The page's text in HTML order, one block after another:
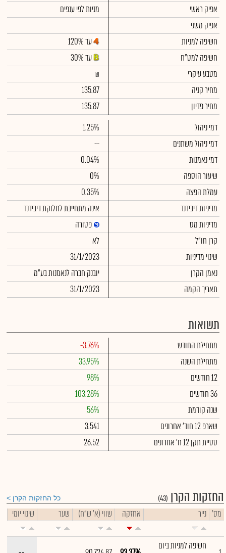
אפיק ראשי
מניות לפי ענפים
אפיק משני
חשיפה למניות
עד 120%
חשיפה למט"ח
עד 30%
מטבע עיקרי
₪
מחיר קניה
135.87
מחיר פדיון
135.87
דמי ניהול
1.25%
דמי ניהול משתנים
--
דמי נאמנות
0.04%
שיעור הוספה
0%
עמלת הפצה
0.35%
מדיניות דיבידנד
אינה מתחייבת לחלוקת דיבידנד
מדיניות מס
פטורה
קרן חו"ל
לא
שינוי מדיניות
31/1/2023
נאמן הקרן
יובנק חברה לנאמנות בע"מ
תאריך הקמה
31/1/2023
תשואות
מתחילת החודש
-3.76%
מתחילת השנה
33.95%
12 חודשים
98%
36 חודשים
103.28%
שנה קודמת
56%
שארפ 12 חוד' אחרונים
3.541
סטיית תקן 12 ח' אחרונים
26.52
החזקות הקרן (43) כל החזקות הקרן
מס' נייר אחזקה שווי (א' ש"ח) שער שינוי יומי
חשיפה למניות ביום